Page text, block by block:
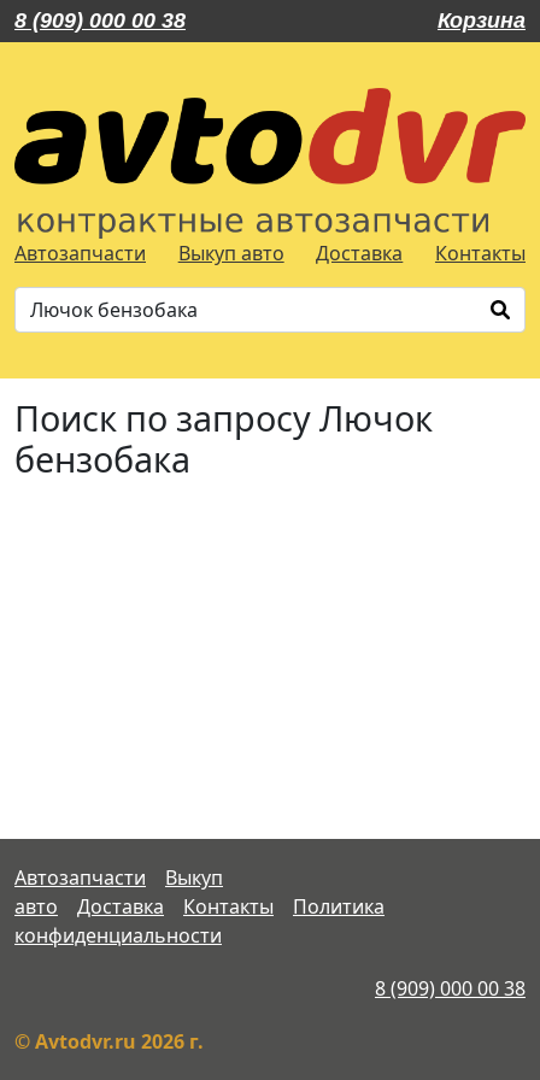
8 (909) 000 00 38 Корзина
Автозапчасти Выкуп авто Доставка Контакты
Поиск по запросу Лючок
бензобака
Автозапчасти
Выкуп
авто
Доставка Контакты
Политика
конфиденциальности
8 (909) 000 00 38
© Avtodvr.ru 2026 г.